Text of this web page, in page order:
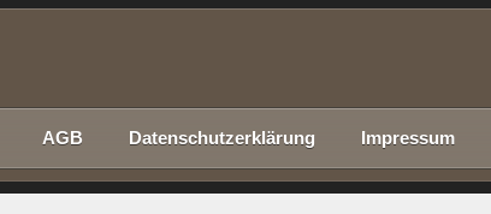
AGB Datenschutzerklärung Impressum